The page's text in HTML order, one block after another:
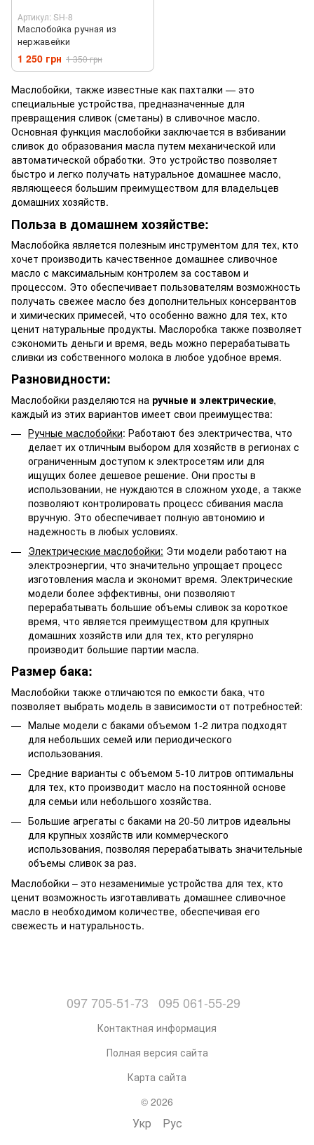
Артикул: SH-8
Маслобойка ручная из
нержавейки
1 250 грн 1 350 грн
Маслобойки, также известные как пахталки — это
специальные устройства, предназначенные для
превращения сливок (сметаны) в сливочное масло.
Основная функция маслобойки заключается в взбивании
сливок до образования масла путем механической или
автоматической обработки. Это устройство позволяет
быстро и легко получать натуральное домашнее масло,
являющееся большим преимуществом для владельцев
домашних хозяйств.
Польза в домашнем хозяйстве:
Маслобойка является полезным инструментом для тех, кто
хочет производить качественное домашнее сливочное
масло с максимальным контролем за составом и
процессом. Это обеспечивает пользователям возможность
получать свежее масло без дополнительных консервантов
и химических примесей, что особенно важно для тех, кто
ценит натуральные продукты. Маслоробка также позволяет
сэкономить деньги и время, ведь можно перерабатывать
сливки из собственного молока в любое удобное время.
Разновидности:
Маслобойки разделяются на ручные и электрические,
каждый из этих вариантов имеет свои преимущества:
Ручные маслобойки: Работают без электричества, что
делает их отличным выбором для хозяйств в регионах с
ограниченным доступом к электросетям или для
ищущих более дешевое решение. Они просты в
использовании, не нуждаются в сложном уходе, а также
позволяют контролировать процесс сбивания масла
вручную. Это обеспечивает полную автономию и
надежность в любых условиях.
Электрические маслобойки: Эти модели работают на
электроэнергии, что значительно упрощает процесс
изготовления масла и экономит время. Электрические
модели более эффективны, они позволяют
перерабатывать большие объемы сливок за короткое
время, что является преимуществом для крупных
домашних хозяйств или для тех, кто регулярно
производит большие партии масла.
Размер бака:
Маслобойки также отличаются по емкости бака, что
позволяет выбрать модель в зависимости от потребностей:
Малые модели с баками объемом 1-2 литра подходят
для небольших семей или периодического
использования.
Средние варианты с объемом 5-10 литров оптимальны
для тех, кто производит масло на постоянной основе
для семьи или небольшого хозяйства.
Большие агрегаты с баками на 20-50 литров идеальны
для крупных хозяйств или коммерческого
использования, позволяя перерабатывать значительные
объемы сливок за раз.
Маслобойки – это незаменимые устройства для тех, кто
ценит возможность изготавливать домашнее сливочное
масло в необходимом количестве, обеспечивая его
свежесть и натуральность.
097 705-51-73 095 061-55-29
Контактная информация
Полная версия сайта
Карта сайта
© 2026
Укр Рус